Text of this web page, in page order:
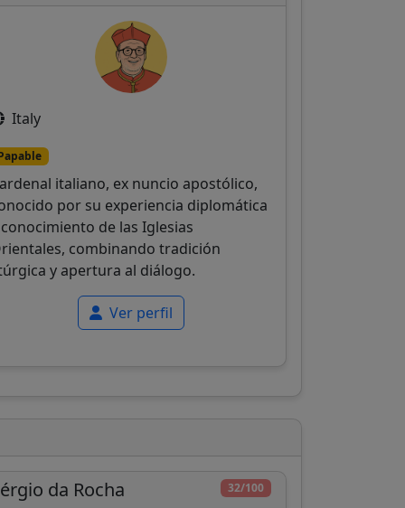
Italy
italiano, ex nuncio apostólico,
por su experiencia diplomática
de las Iglesias
combinando tradición
y apertura al diálogo.
Ver perfil
32/100
da Rocha